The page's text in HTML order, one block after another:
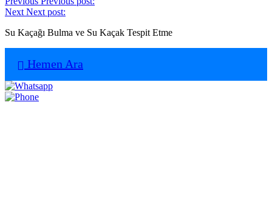
Next Next post:
Su Kaçağı Bulma ve Su Kaçak Tespit Etme
Hemen Ara